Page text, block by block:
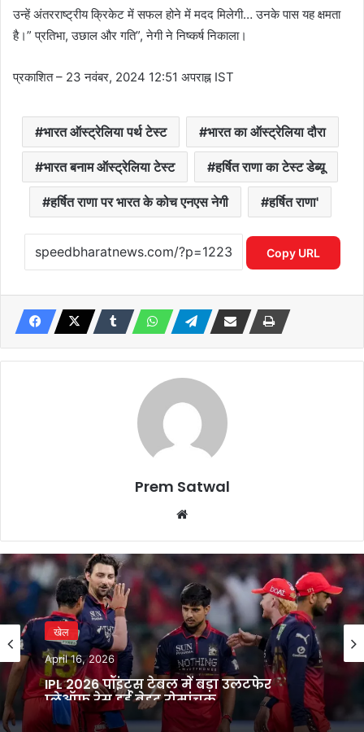
उन्हें अंतरराष्ट्रीय क्रिकेट में सफल होने में मदद मिलेगी… उनके पास यह क्षमता
है।” प्रतिभा, उछाल और गति”, नेगी ने निष्कर्ष निकाला।
प्रकाशित– 23 नवंबर, 2024 12:51 अपराह्न IST
भारत ऑस्ट्रेलिया पर्थ टेस्ट भारत का ऑस्ट्रेलिया दौरा
भारत बनाम ऑस्ट्रेलिया टेस्ट हर्षित राणा का टेस्ट डेब्यू
हर्षित राणा पर भारत के कोच एनएस नेगी हर्षित राणा'
Copy URL
Prem Satwal
खेल
April 16, 2026
IPL 2026 पॉइंट्स टेबल में बड़ा उलटफेर
प्लेऑफ रेस हुई बेहद रोमांचक